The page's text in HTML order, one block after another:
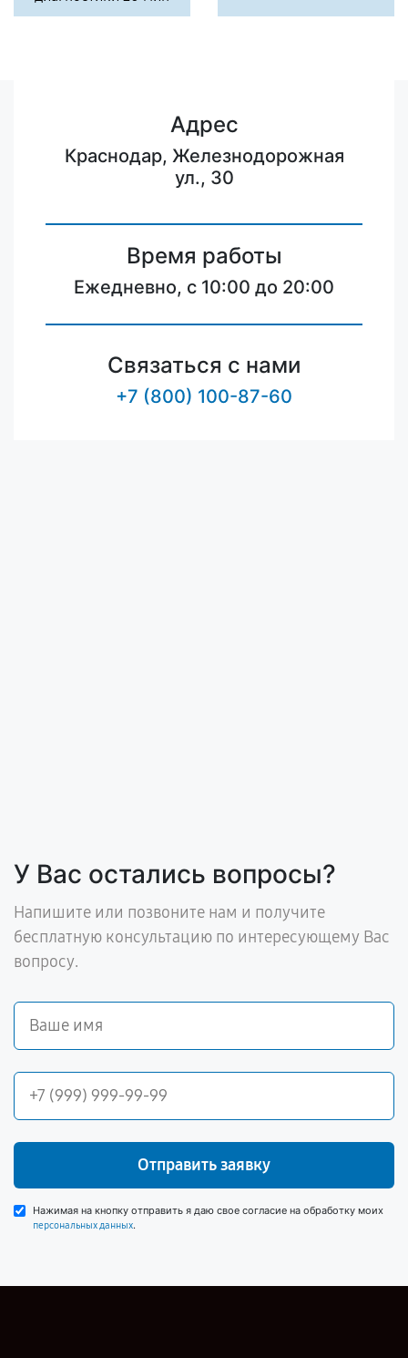
Адрес
Краснодар, Железнодорожная
ул., 30
Время работы
Ежедневно, с 10:00 до 20:00
Связаться с нами
+7 (800) 100-87-60
У Вас остались вопросы?
Напишите или позвоните нам и получите
бесплатную консультацию по интересующему Вас
вопросу.
Отправить заявку
Нажимая на кнопку отправить я даю свое согласие на обработку моих
персональных данных.